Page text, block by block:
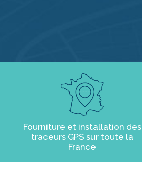
Fourniture et installation des
traceurs GPS sur toute la
France